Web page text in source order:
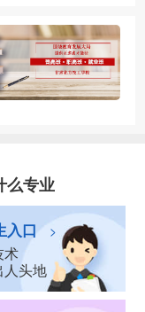
么专业
入口 >
术
人头地